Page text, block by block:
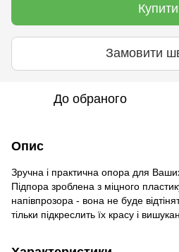
Купити
Замовити
До обраного
Опис
Зручна і практична опора для
Підпора зроблена з міцного
напівпрозора - вона не буде
тільки підкреслить їх красу і